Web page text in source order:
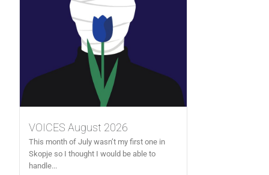
VOICES August 2026
This month of July wasn’t my first one in
Skopje so I thought I would be able to
handle...